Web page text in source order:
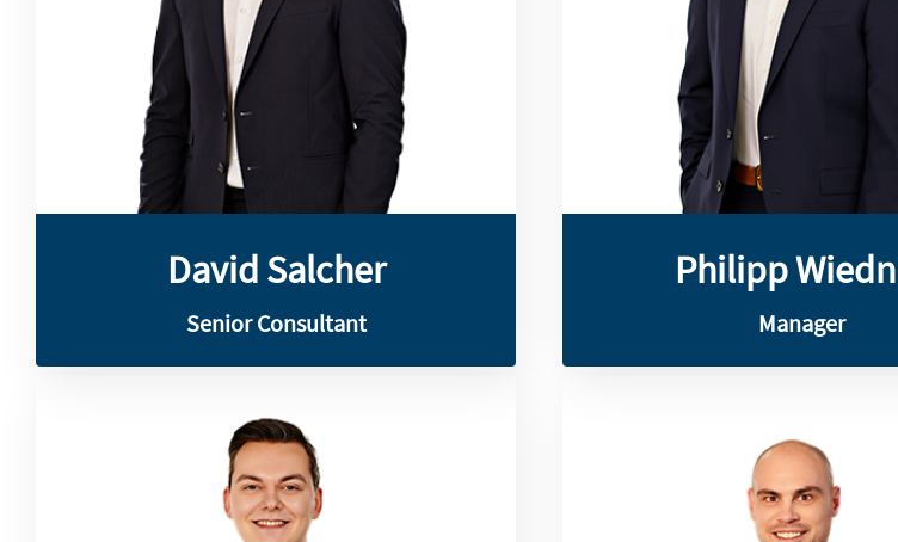
David Salcher
Senior Consultant
David Salcher studierte Financial
Management an der Harvard University
und Quantitative Finance an der FH BFI.
Philipp
Manager
Philipp Wiedner ist seit 2021
als Manager tätig. Mit einem
Hintergrund in
Systemauswahl und -implementierung.